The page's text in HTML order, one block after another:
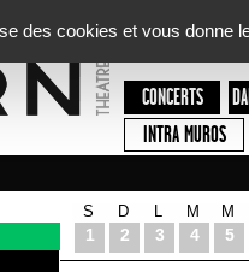
des cookies et vous donne
CONCERTS
INTRA MUROS
S
1
D
2 3
M
4
M
5